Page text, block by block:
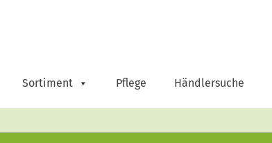
Sortiment Pflege Händlersuche